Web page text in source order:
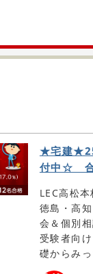
★宅建
付中☆ 合
LEC高松
徳島・高
会＆個別
受験者向
礎からみ